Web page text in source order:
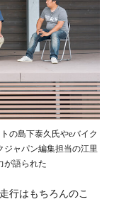
の島下泰久氏やeバイク
ジャパン編集担当の江里
が語られた
行はもちろんのこ